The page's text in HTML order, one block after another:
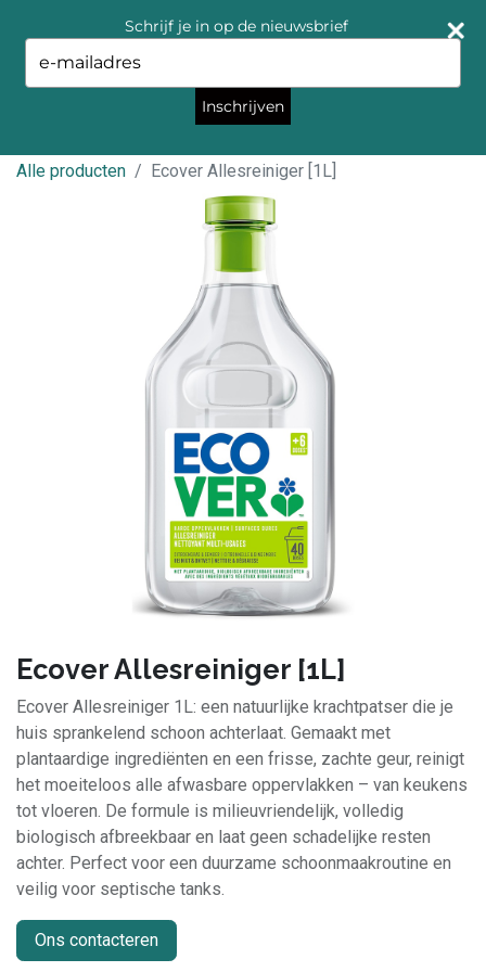
Alle producten Ecover Allesreiniger [1L]
Ecover Allesreiniger [1L]
Ecover Allesreiniger 1L: een natuurlijke krachtpatser die je
huis sprankelend schoon achterlaat. Gemaakt met
plantaardige ingrediënten en een frisse, zachte geur, reinigt
het moeiteloos alle afwasbare oppervlakken – van keukens
tot vloeren. De formule is milieuvriendelijk, volledig
biologisch afbreekbaar en laat geen schadelijke resten
achter. Perfect voor een duurzame schoonmaakroutine en
veilig voor septische tanks.
Ons contacteren
Schrijf je in op de nieuwsbrief
your
email
Inschrijven